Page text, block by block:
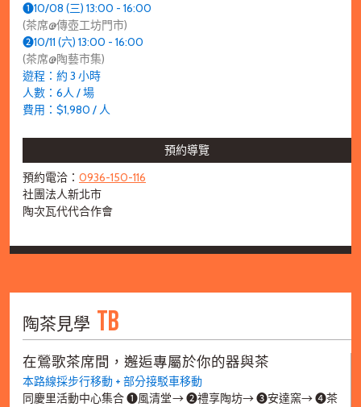
➊10/08 (三) 13:00 - 16:00
(茶席@傳壺工坊門市)
➋10/11 (六) 13:00 - 16:00
(茶席@陶藝市集)
遊程：約 3 小時
人數：6人 / 場
費用：$1,980 / 人
預約導覽
預約電洽： 0936-150-116
社團法人新北市
陶次瓦代代合作會
陶茶見學 TB
在鶯歌茶席間，邂逅專屬於你的器與茶
本路線採步行移動 + 部分接駁車移動
同慶里活動中心集合 ➊風清堂→ ➋禮享陶坊→ ➌安達窯→ ➍茶